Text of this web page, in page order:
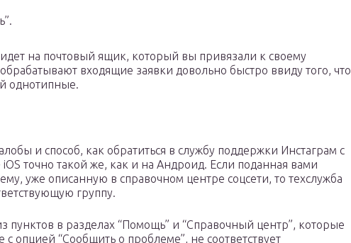
на почтовый ящик, который вы привязали к своему
входящие заявки довольно быстро ввиду того, что
однотипные.
и способ, как обратиться в службу поддержки Инстаграм с
точно такой же, как и на Андроид. Если поданная вами
уже описанную в справочном центре соцсети, то техслужба
группу.
пунктов в разделах “Помощь” и “Справочный центр”, которые
опцией “Сообщить о проблеме”, не соответствует